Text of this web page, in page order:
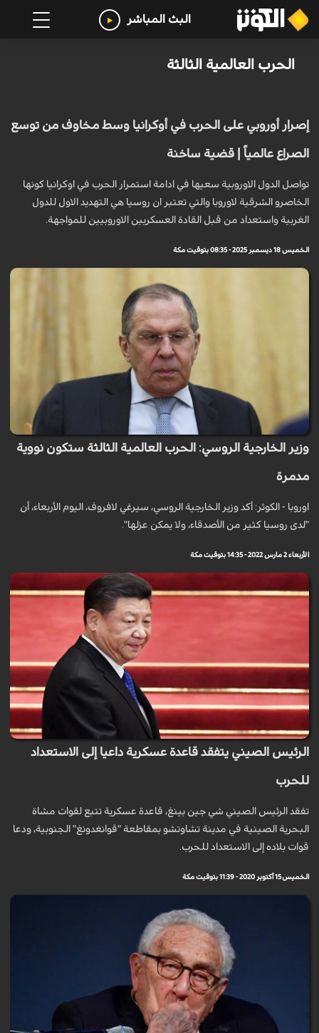
البث المباشر
الحرب العالمية الثالثة
إصرار أوروبي على الحرب في أوكرانيا وسط مخاوف من توسع
الصراع عالمياً | قضية ساخنة
تواصل الدول الاوروبية سعيها في ادامة استمرار الحرب في اوكرانيا كونها
الخاصرو الشرقية لاوروبا والتي تعتبر ان روسيا هي التهديد الاول للدول
الغربية واستعداد من قبل القادة العسكريين الاوروبيين للمواجهة.
الخميس 18 ديسمبر 2025 - 08:35 بتوقيت مكة
وزير الخارجية الروسي: الحرب العالمية الثالثة ستكون نووية
مدمرة
اوروبا - الكوثر: أكد وزير الخارجية الروسي، سيرغي لافروف، اليوم الأربعاء، أن
"لدى روسيا كثير من الأصدقاء، ولا يمكن عزلها".
الأربعاء 2 مارس 2022 - 14:35 بتوقيت مكة
الرئيس الصيني يتفقد قاعدة عسكرية داعيا إلى الاستعداد
للحرب
تفقد الرئيس الصيني شي جين بينغ، قاعدة عسكرية تتبع لقوات مشاة
البحرية الصينية في مدينة تشاوتشو بمقاطعة "قوانغدونغ" الجنوبية، ودعا
قوات بلاده إلى الاستعداد للحرب.
الخميس 15 أكتوبر 2020 - 11:39 بتوقيت مكة